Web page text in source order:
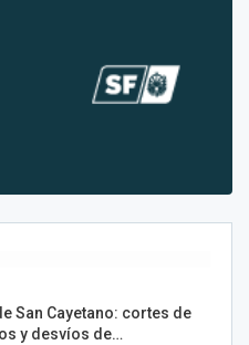
San Cayetano: cortes de
y desvíos de…